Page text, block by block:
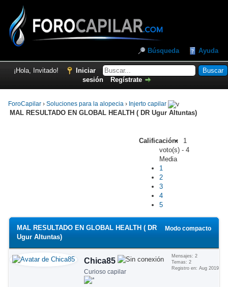
Búsqueda Ayuda
¡Hola, Invitado!
Iniciar
sesión
Regístrate
ForoCapilar ›Soluciones para la alopecia › Injerto capilar
MAL RESULTADO EN GLOBAL HEALTH ( DR Ugur Altuntas)
Calificación:
1
voto(s) - 4
Media
1
2
3
4
5
Modo compacto
MAL RESULTADO EN GLOBAL HEALTH ( DR
Ugur Altuntas)
Chica85
Curioso capilar
Mensajes: 2
Temas: 2
Registro en: Aug 2019